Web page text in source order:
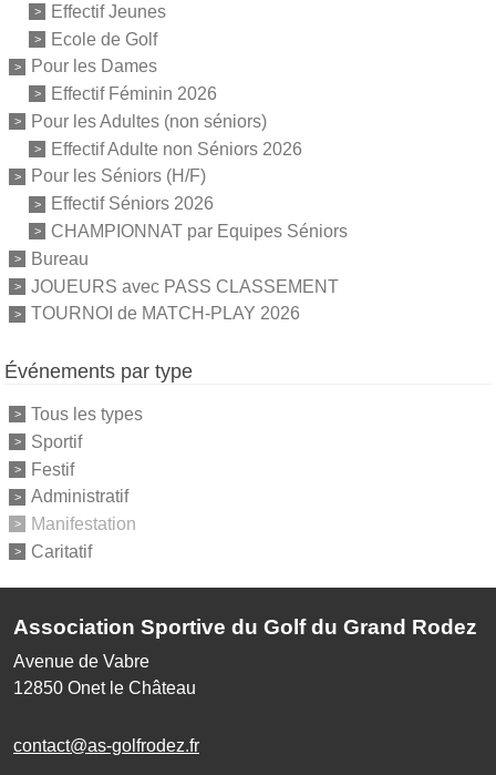
Effectif Jeunes
Ecole de Golf
Pour les Dames
Effectif Féminin 2026
Pour les Adultes (non séniors)
Effectif Adulte non Séniors 2026
Pour les Séniors (H/F)
Effectif Séniors 2026
CHAMPIONNAT par Equipes Séniors
Bureau
JOUEURS avec PASS CLASSEMENT
TOURNOI de MATCH-PLAY 2026
Événements par type
Tous les types
Sportif
Festif
Administratif
Manifestation
Caritatif
Association Sportive du Golf du Grand Rodez
Avenue de Vabre
12850 Onet le Château
contact@as-golfrodez.fr